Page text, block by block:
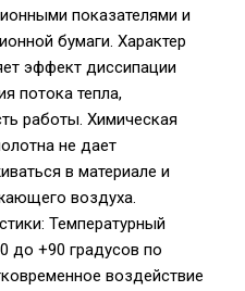
показателями и
бумаги. Характер
эффект диссипации
потока тепла,
работы. Химическая
не дает
в материале и
воздуха.
Температурный
до +90 градусов по
воздействие